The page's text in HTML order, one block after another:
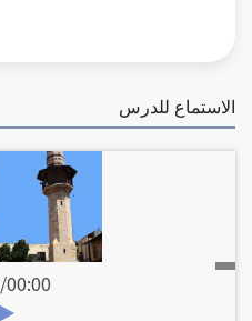
الاستماع للدرس
/00:00